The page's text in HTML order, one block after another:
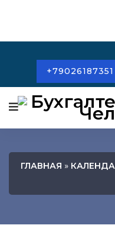
+79026187351
ГЛАВНАЯ »